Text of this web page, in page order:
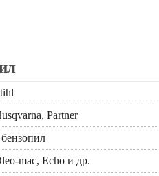
Partner
mac, Echo и др.